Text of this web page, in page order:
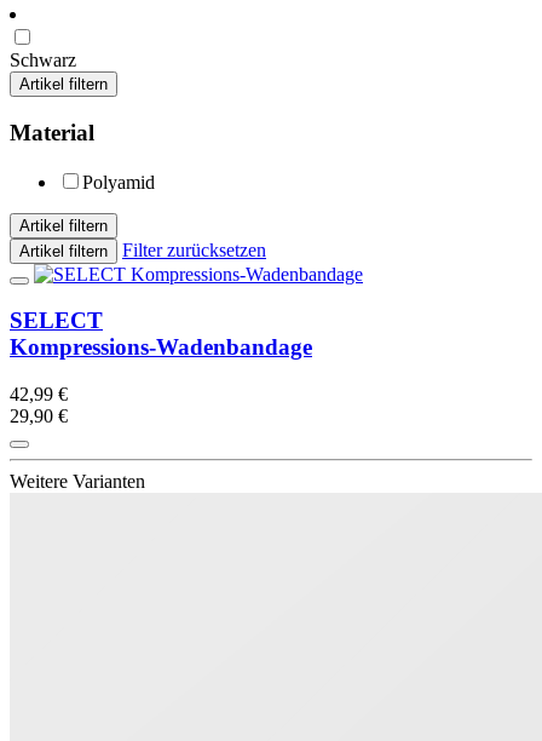
Schwarz
Artikel filtern
Material
Polyamid
Artikel filtern
Artikel filtern
Filter zurücksetzen
SELECT
Kompressions-Wadenbandage
42,99 €
29,90 €
Weitere Varianten